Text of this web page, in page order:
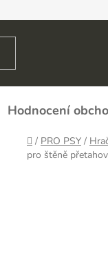
Hodnocení
Domů
/ PRO PSY /
pro štěně